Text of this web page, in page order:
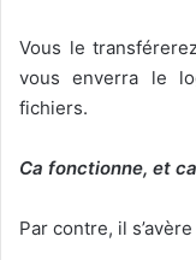
Vous le
vous enverra le
fichiers.
Ca fonctionne, et
Par contre, il